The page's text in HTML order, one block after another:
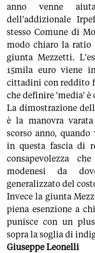
anno venne
dell'addizionale
stesso Comune di
modo chiaro la ratio
giunta Mezzetti.
15mila euro viene
cittadini con reddito
che definire 'media'
La dimostrazione
è la manovra
scorso anno,
in questa fascia di
consapevolezza
modenesi da
generalizzato del
Invece la giunta
piena esenzione a
punisce con un
sopra la soglia di
Giuseppe Leonelli